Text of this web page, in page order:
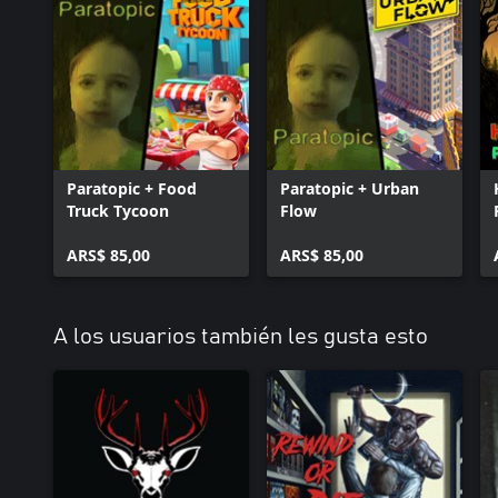
Paratopic + Food
Truck Tycoon
ARS$ 85,00
Paratopic + Urban
Flow
ARS$ 85,00
A los usuarios también les gusta esto